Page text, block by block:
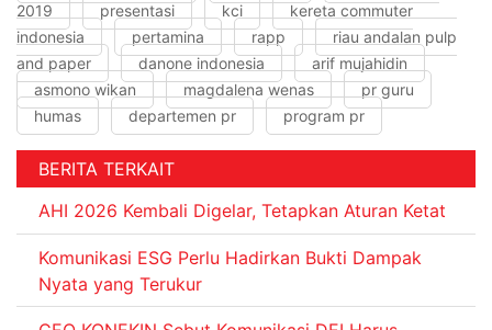
2019
presentasi kci
kereta commuter
indonesia
pertamina rapp
riau andalan pulp
and paper
danone indonesia
arif mujahidin
asmono wikan
magdalena wenas
pr guru
humas
departemen pr program pr
BERITA TERKAIT
AHI 2026 Kembali Digelar, Tetapkan Aturan Ketat
Komunikasi ESG Perlu Hadirkan Bukti Dampak
Nyata yang Terukur